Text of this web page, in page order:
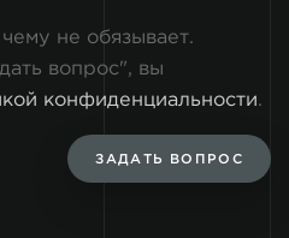
не обязывает.
вопрос", вы
конфиденциальности.
ЗАДАТЬ ВОПРОС